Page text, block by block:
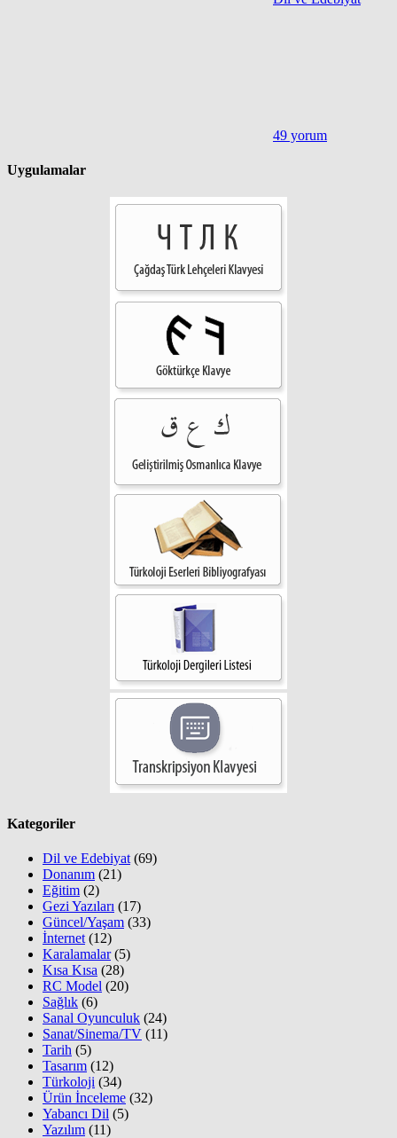
49 yorum
Uygulamalar
Kategoriler
Dil ve Edebiyat (69)
Donanım (21)
Eğitim (2)
Gezi Yazıları (17)
Güncel/Yaşam (33)
İnternet (12)
Karalamalar(5)
Kısa Kısa (28)
RC Model (20)
Sağlık (6)
Sanal Oyunculuk (24)
Sanat/Sinema/TV (11)
Tarih (5)
Tasarım (12)
Türkoloji (34)
Ürün İnceleme (32)
Yabancı Dil (5)
Yazılım (11)